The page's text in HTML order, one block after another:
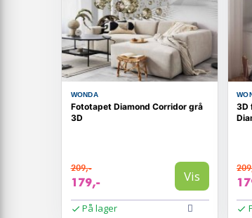
WONDA
Fototapet Diamond Corridor grå
3D
209,-
179,- Vis
På lager
3D